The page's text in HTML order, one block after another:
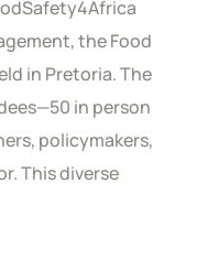
the Food
in Pretoria. The
in person
policymakers,
This diverse